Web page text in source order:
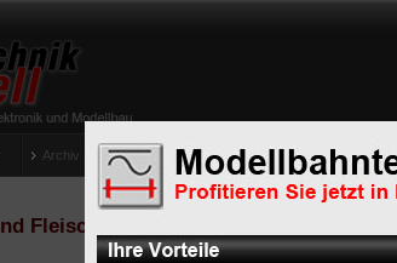
Archiv Magazin Anlagenportraits Lexikon
Fleischmann: 2016 auf den